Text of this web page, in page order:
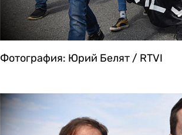
Фотография: Юрий Белят / RTVI